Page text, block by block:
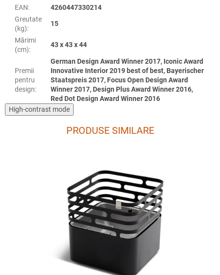
EAN:
4260447330214
Greutate
(kg):
15
Mărimi
(cm):
43 x 43 x 44
Premii
pentru
design:
German Design Award Winner 2017, Iconic Award
Innovative Interior 2019 best of best, Bayerischer
Staatspreis 2017, Focus Open Design Award
Winner 2017, Design Plus Award Winner 2016,
Red Dot Design Award Winner 2016
High-contrast mode
PRODUSE SIMILARE